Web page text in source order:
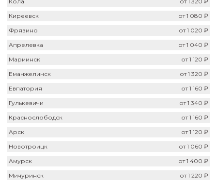
Киреевск
от 1 080 ₽
Фрязино
от 1 020 ₽
Апрелевка
от 1 040 ₽
Мариинск
от 1 120 ₽
Еманжелинск
от 1 320 ₽
Евпатория
от 1 160 ₽
Гулькевичи
от 1 340 ₽
Краснослободск
от 1 160 ₽
Арск
от 1 120 ₽
Новотроицк
от 1 060 ₽
Амурск
от 1 400 ₽
Мичуринск
от 1 220 ₽